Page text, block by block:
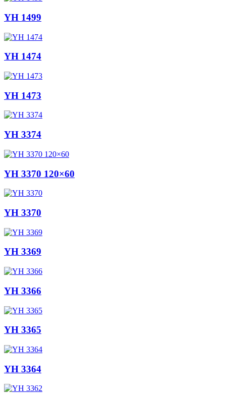
YH 1499
YH 1474
YH 1473
YH 3374
YH 3370 120×60
YH 3370
YH 3369
YH 3366
YH 3365
YH 3364